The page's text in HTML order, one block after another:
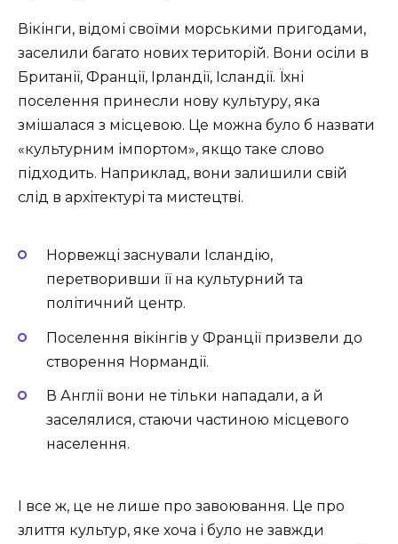
Вікінги, відомі своїми морськими пригодами,
заселили багато нових територій. Вони осіли в
Британії, Франції, Ірландії, Ісландії. Їхні
поселення принесли нову культуру, яка
змішалася з місцевою. Це можна було б назвати
«культурним імпортом», якщо таке слово
підходить. Наприклад, вони залишили свій
слід в архітектурі та мистецтві.
Норвежці заснували Ісландію,
перетворивши її на культурний та
політичний центр.
Поселення вікінгів у Франції призвели до
створення Нормандії.
В Англії вони не тільки нападали, а й
заселялися, стаючи частиною місцевого
населення.
І все ж, це не лише про завоювання. Це про
злиття культур, яке хоча і було не завжди